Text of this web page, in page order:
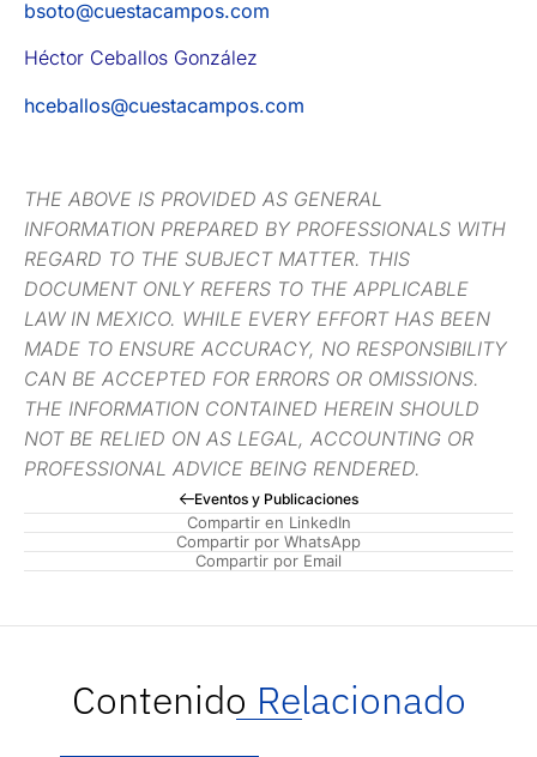
Eventos y Publicaciones
Compartir en LinkedIn
Compartir por WhatsApp
Compartir por Email
bsoto@cuestacampos.com
Héctor Ceballos González
hceballos@cuestacampos.com
THE ABOVE IS PROVIDED AS GENERAL
INFORMATION PREPARED BY PROFESSIONALS WITH
REGARD TO THE SUBJECT MATTER. THIS
DOCUMENT ONLY REFERS TO THE APPLICABLE
LAW IN MEXICO. WHILE EVERY EFFORT HAS BEEN
MADE TO ENSURE ACCURACY, NO RESPONSIBILITY
CAN BE ACCEPTED FOR ERRORS OR OMISSIONS.
THE INFORMATION CONTAINED HEREIN SHOULD
NOT BE RELIED ON AS LEGAL, ACCOUNTING OR
PROFESSIONAL ADVICE BEING RENDERED.
Contenido Relacionado